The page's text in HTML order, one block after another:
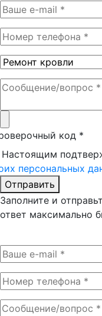
код *
персональных
Отправить
Заполните и
ответ максимально